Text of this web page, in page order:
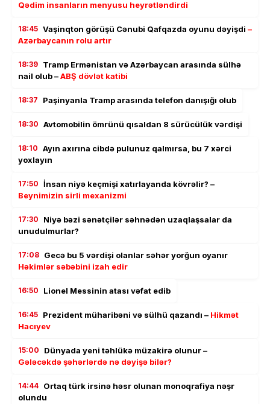
Qədim insanların menyusu heyrətləndirdi
18:45 Vaşinqton görüşü Cənubi Qafqazda oyunu dəyişdi –
Azərbaycanın rolu artır
18:39 Tramp Ermənistan və Azərbaycan arasında sülhə
nail olub –ABŞ dövlət katibi
18:37 Paşinyanla Tramp arasında telefon danışığı olub
18:30 Avtomobilin ömrünü qısaldan 8 sürücülük vərdişi
18:10 Ayın axırına cibdə pulunuz qalmırsa, bu 7 xərci
yoxlayın
17:50 İnsan niyə keçmişi xatırlayanda kövrəlir? –
Beynimizin sirli mexanizmi
17:30
Niyə bəzi sənətçilər səhnədən uzaqlaşsalar da
unudulmurlar?
17:08 Gecə bu 5 vərdişi olanlar səhər yorğun oyanır
Həkimlər səbəbini izah edir
16:50 Lionel Messinin atası vəfat edib
16:45 Prezident müharibəni və sülhü qazandı – Hikmət
Hacıyev
15:00
Dünyada yeni təhlükə müzakirə olunur –
Gələcəkdə şəhərlərdə nə dəyişə bilər?
14:44 Ortaq türk irsinə həsr olunan monoqrafiya nəşr
olundu